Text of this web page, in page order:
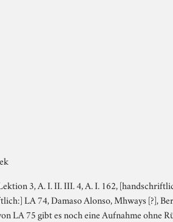
3, A. I. II. III. 4, A. I. 162,
LA 74, Damaso Alonso, Mhways [?],
LA 75 gibt es noch eine Aufnahme ohne